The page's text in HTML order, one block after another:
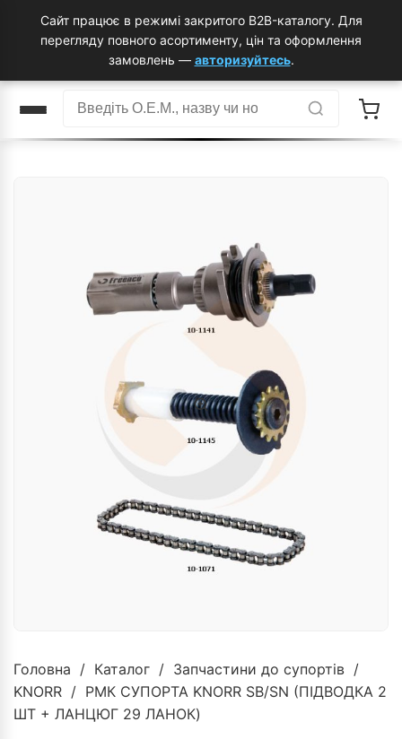
Головна / Каталог / Запчастини до супортів /
KNORR / РМК СУПОРТА KNORR SB/SN (ПІДВОДКА 2
ШТ + ЛАНЦЮГ 29 ЛАНОК)
Сайт працює в режимі закритого B2B-каталогу. Для
перегляду повного асортименту, цін та оформлення
замовлень — авторизуйтесь.